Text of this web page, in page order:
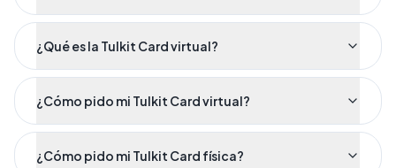
¿Qué es la Tulkit Card virtual?
¿Cómo pido mi Tulkit Card virtual?
¿Cómo pido mi Tulkit Card física?